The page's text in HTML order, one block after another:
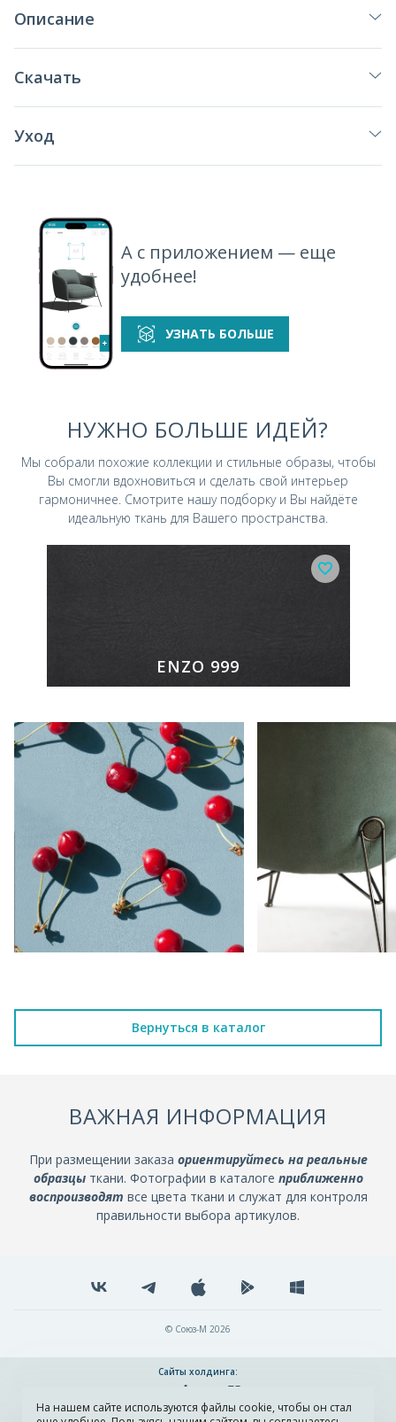
Описание
Скачать
Уход
А с приложением — еще
удобнее!
УЗНАТЬ БОЛЬШЕ
НУЖНО БОЛЬШЕ ИДЕЙ?
Мы собрали похожие коллекции и стильные образы, чтобы
Вы смогли вдохновиться и сделать свой интерьер
гармоничнее. Смотрите нашу подборку и Вы найдёте
идеальную ткань для Вашего пространства.
ENZO 999
Вернуться в каталог
ВАЖНАЯ ИНФОРМАЦИЯ
При размещении заказа ориентируйтесь на реальные
образцыткани. Фотографии в каталоге приближенно
воспроизводят все цвета ткани и служат для контроля
правильности выбора артикулов.
© Союз-М 2026
Сайты холдинга:
На нашем сайте используются файлы cookie, чтобы он стал